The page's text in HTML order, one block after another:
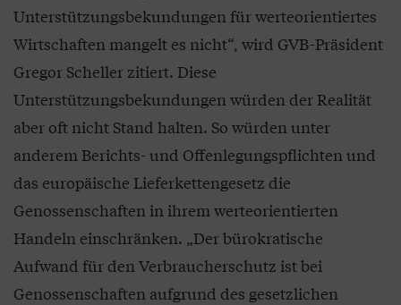
Unterstützungsbekundungen für werteorientiertes
Wirtschaften mangelt es nicht“, wird GVB-Präsident
Gregor Scheller zitiert. Diese
Unterstützungsbekundungen würden der Realität
aber oft nicht Stand halten. So würden unter
anderem Berichts- und Offenlegungspflichten und
das europäische Lieferkettengesetz die
Genossenschaften in ihrem werteorientierten
Handeln einschränken. „Der bürokratische
Aufwand für den Verbraucherschutz ist bei
Genossenschaften aufgrund des gesetzlichen